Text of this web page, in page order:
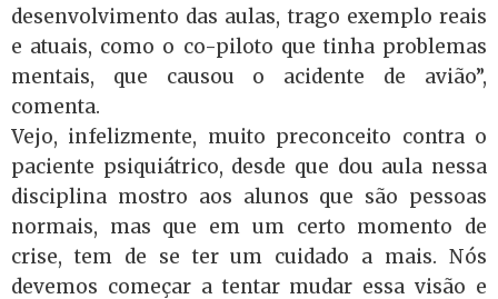
desenvolvimento das aulas, trago exemplo reais
e atuais, como o co-piloto que tinha problemas
mentais, que causou o acidente de avião”,
comenta.
Vejo, infelizmente, muito preconceito contra o
paciente psiquiátrico, desde que dou aula nessa
disciplina mostro aos alunos que são pessoas
normais, mas que em um certo momento de
crise, tem de se ter um cuidado a mais. Nós
devemos começar a tentar mudar essa visão e